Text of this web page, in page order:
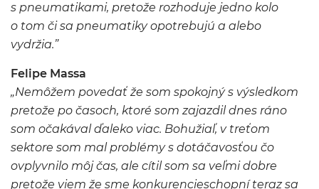
s pneumatikami, pretože rozhoduje jedno kolo
o tom či sa pneumatiky opotrebujú a alebo
vydržia.”
Felipe Massa
„Nemôžem povedať že som spokojný s výsledkom
pretože po časoch, ktoré som zajazdil dnes ráno
som očakával ďaleko viac. Bohužiaľ, v treťom
sektore som mal problémy s dotáčavosťou čo
ovplyvnilo môj čas, ale cítil som sa veľmi dobre
pretože viem že sme konkurencieschopní teraz sa